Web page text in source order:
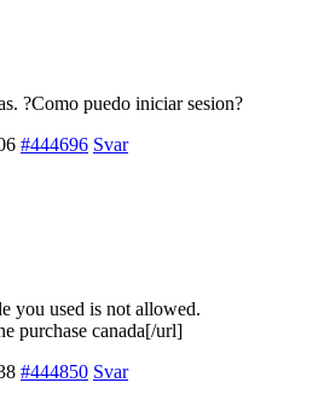
?Como puedo iniciar sesion?
#444696 Svar
you used is not allowed.
purchase canada[/url]
#444850 Svar